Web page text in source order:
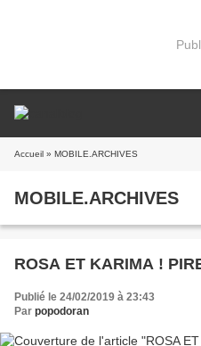
Accueil » MOBILE.ARCHIVES
MOBILE.ARCHIVES
ROSA ET KARIMA !
Publié le 24/02/2019 à 23:43
Par popodoran